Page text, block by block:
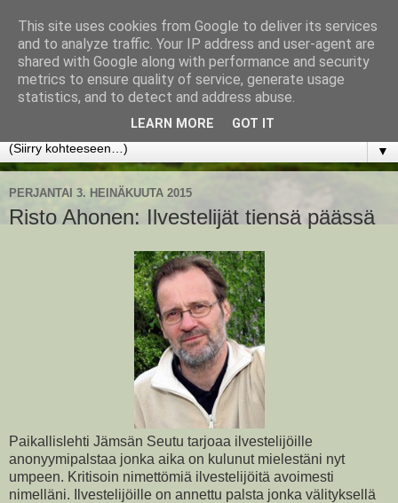
www.jyrkikokko.fi
Uusi Suunta - Jokainen hetki tarjoaa tilaisuuden muuttaa
▼
PERJANTAI 3. HEINÄKUUTA 2015
Risto Ahonen: Ilvestelijät tiensä päässä
Paikallislehti Jämsän Seutu tarjoaa ilvestelijöille
anonyymipalstaa jonka aika on kulunut mielestäni nyt
umpeen. Kritisoin nimettömiä ilvestelijöitä avoimesti
nimelläni. Ilvestelijöille on annettu palsta jonka välityksellä
This site uses cookies from Google to deliver its services
and to analyze traffic. Your IP address and user-agent are
shared with Google along with performance and security
metrics to ensure quality of service, generate usage
statistics, and to detect and address abuse.
LEARN MORE GOT IT